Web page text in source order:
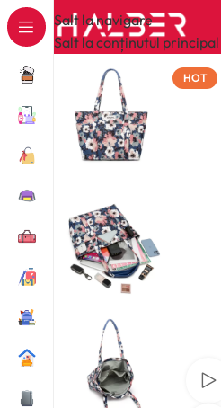
Salt la navigare
Salt la conținutul principal
HOT